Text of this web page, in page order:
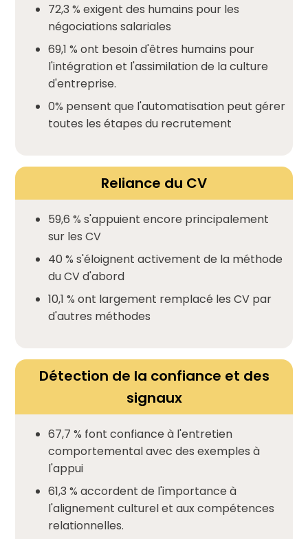
72,3 % exigent des humains pour les
négociations salariales
69,1 % ont besoin d'êtres humains pour
l'intégration et l'assimilation de la culture
d'entreprise.
0% pensent que l'automatisation peut gérer
toutes les étapes du recrutement
Reliance du CV
59,6 % s'appuient encore principalement
sur les CV
40 % s'éloignent activement de la méthode
du CV d'abord
10,1 % ont largement remplacé les CV par
d'autres méthodes
Détection de la confiance et des
signaux
67,7 % font confiance à l'entretien
comportemental avec des exemples à
l'appui
61,3 % accordent de l'importance à
l'alignement culturel et aux compétences
relationnelles.